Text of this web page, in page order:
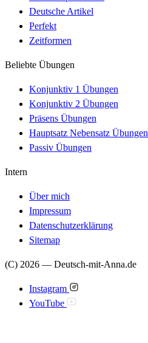
Deutsche Artikel
Perfekt
Zeitformen
Beliebte Übungen
Konjunktiv 1 Übungen
Konjunktiv 2 Übungen
Präsens Übungen
Hauptsatz Nebensatz Übungen
Passiv Übungen
Intern
Über mich
Impressum
Datenschutzerklärung
Sitemap
(C) 2026 — Deutsch-mit-Anna.de
Instagram
YouTube